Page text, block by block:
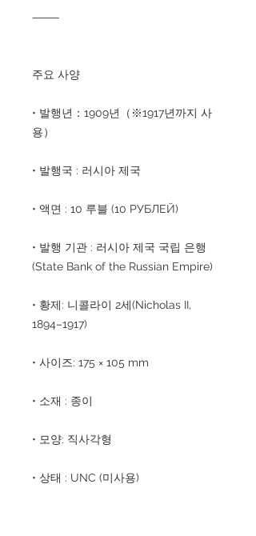
⸻
주요 사양
• 발행년：1909년（※1917년까지 사
용）
• 발행국 : 러시아 제국
• 액면 : 10 루블 (10 РУБЛЕЙ)
• 발행 기관 : 러시아 제국 국립 은행
(State Bank of the Russian Empire)
• 황제: 니콜라이 2세(Nicholas II,
1894–1917)
• 사이즈: 175 × 105 mm
• 소재 : 종이
• 모양: 직사각형
• 상태 : UNC (미사용)